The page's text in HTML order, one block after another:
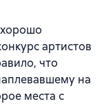
артистов
что
на
места с